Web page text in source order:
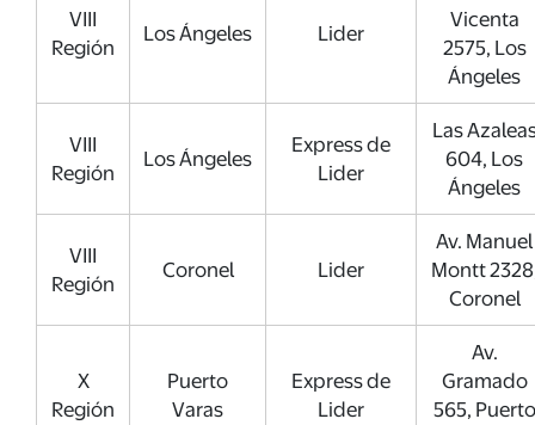
VIII
Región
Los Ángeles Lider
Vicenta
2575, Los
Ángeles
VIII
Región
Los Ángeles
Express de
Lider
Las
604, Los
Ángeles
VIII
Región
Coronel Lider
Av. Manuel
Montt
Coronel
X
Región
Puerto
Varas
Express de
Lider
Av.
Gramado
565, Puerto